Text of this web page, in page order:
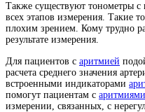
Также существуют тонометры
всех этапов измерения. Такие
плохим зрением. Кому трудно
результате измерения.
Для пациентов с аритмией
расчета среднего значения
встроенными индикаторами
помогут пациентам с аритмиями
измерении, связанных, с